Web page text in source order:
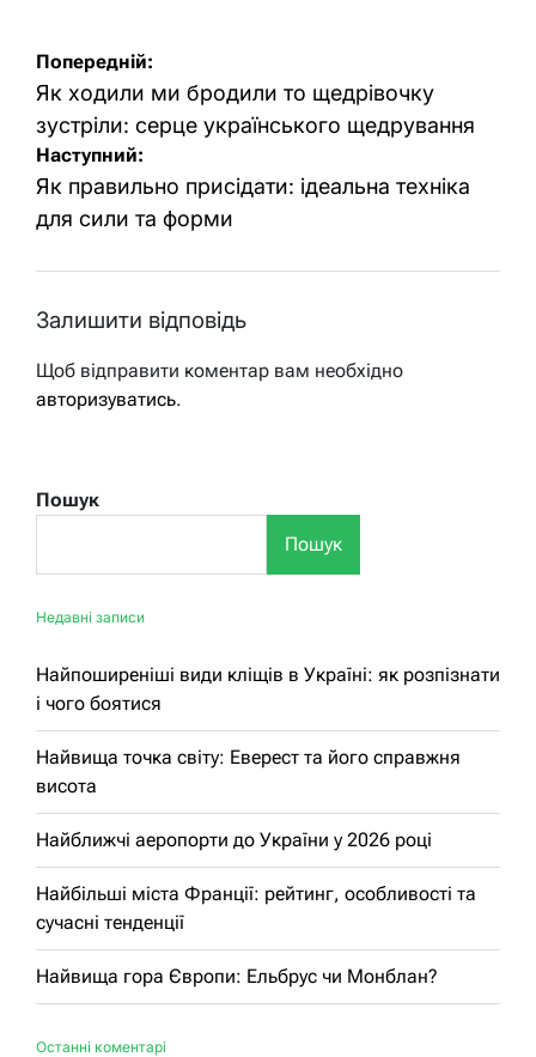
Навігація
записів
Попередній:
Як ходили ми бродили то щедрівочку
зустріли: серце українського щедрування
Наступний:
Як правильно присідати: ідеальна техніка
для сили та форми
Залишити відповідь
Щоб відправити коментар вам необхідно
авторизуватись.
Пошук
Пошук
Недавні записи
Найпоширеніші види кліщів в Україні: як розпізнати
і чого боятися
Найвища точка світу: Еверест та його справжня
висота
Найближчі аеропорти до України у 2026 році
Найбільші міста Франції: рейтинг, особливості та
сучасні тенденції
Найвища гора Європи: Ельбрус чи Монблан?
Останні коментарі